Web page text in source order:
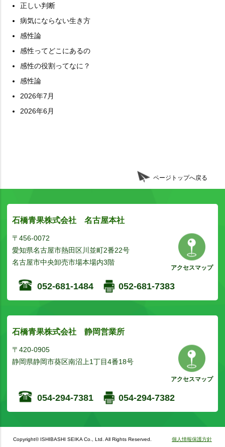
正しい判断
病気にならない生き方
感性論
感性ってどこにあるの
感性の役割ってなに？
感性論
2026年7月
2026年6月
ページトップへ戻る
石橋青果株式会社 名古屋本社
〒456-0072
愛知県名古屋市熱田区川並町2番22号
名古屋市中央卸売市場本場内3階
アクセスマップ
052-681-1484 052-681-7383
石橋青果株式会社 静岡営業所
〒420-0905
静岡県静岡市葵区南沼上1丁目4番18号
アクセスマップ
054-294-7381 054-294-7382
Copyright© ISHIBASHI SEIKA Co., Ltd. All Rights Reserved. 個人情報保護方針